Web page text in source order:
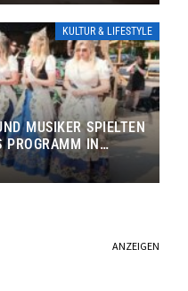
KULTUR & LIFESTYLE
MUSIKER SPIELTEN
PROGRAMM IN
ANZEIGEN